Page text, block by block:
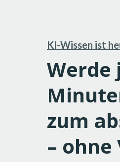
Werde
zum
–
KI-Wissen ist